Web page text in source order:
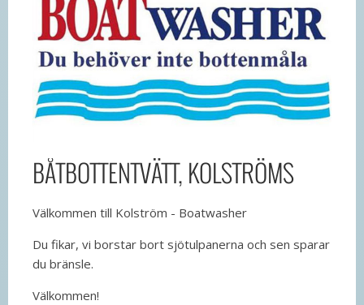
BÅTBOTTENTVÄTT, KOLSTRÖMS
Välkommen till Kolström - Boatwasher
Du fikar, vi borstar bort sjötulpanerna och sen sparar
du bränsle.
Välkommen!